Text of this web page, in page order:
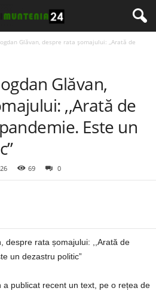
Glăvan, despre rata șomajului: ,,Arată de
Glăvan,
,,Arată de
Este un
69 0
despre rata șomajului: ,,Arată de
un dezastru politic”
a publicat recent un text, pe o rețea de